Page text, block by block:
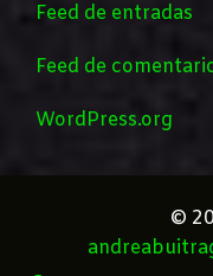
Feed de entradas
Feed de
WordPress.org
©